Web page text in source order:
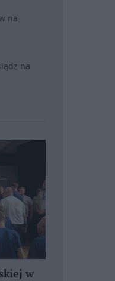
na
na
w